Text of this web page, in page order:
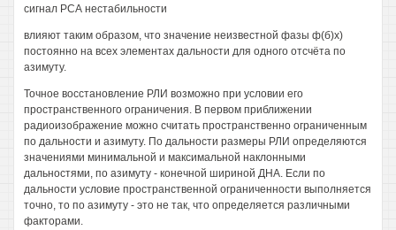
сигнал РСА нестабильности
влияют таким образом, что значение неизвестной фазы ф(б)х)
постоянно на всех элементах дальности для одного отсчёта по
азимуту.
Точное восстановление РЛИ возможно при условии его
пространственного ограничения. В первом приближении
радиоизображение можно считать пространственно ограниченным
по дальности и азимуту. По дальности размеры РЛИ определяются
значениями минимальной и максимальной наклонными
дальностями, по азимуту - конечной шириной ДНА. Если по
дальности условие пространственной ограниченности выполняется
точно, то по азимуту - это не так, что определяется различными
факторами.